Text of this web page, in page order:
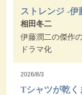
ストレンジ -
相田冬二
伊藤潤二の傑作
ドラマ化
2026/8/3
Tシャツが乾く